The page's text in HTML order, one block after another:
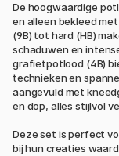
De hoogwaardige
en alleen bekleed
(9B) tot hard (HB)
schaduwen en
grafietpotlood (4B)
technieken en
aangevuld met
en dop, alles stijlvol
Deze set is perfect
bij hun creaties